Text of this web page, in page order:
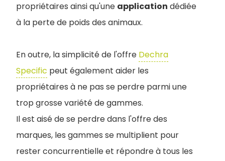
propriétaires ainsi qu'une application dédiée
à la perte de poids des animaux.
En outre, la simplicité de l'offre Dechra
Specific peut également aider les
propriétaires à ne pas se perdre parmi une
trop grosse variété de gammes.
Il est aisé de se perdre dans l'offre des
marques, les gammes se multiplient pour
rester concurrentielle et répondre à tous les